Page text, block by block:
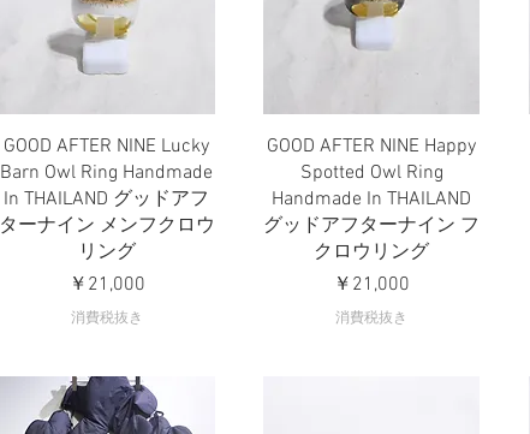
クイックビュー
GOOD AFTER NINE Lucky
Barn Owl Ring Handmade
In THAILAND グッドアフ
ターナイン メンフクロウ
リング
価格
￥21,000
消費税抜き
クイックビュー
GOOD AFTER NINE Happy
Spotted Owl Ring
Handmade In THAILAND
グッドアフターナイン フ
クロウリング
価格
￥21,000
消費税抜き